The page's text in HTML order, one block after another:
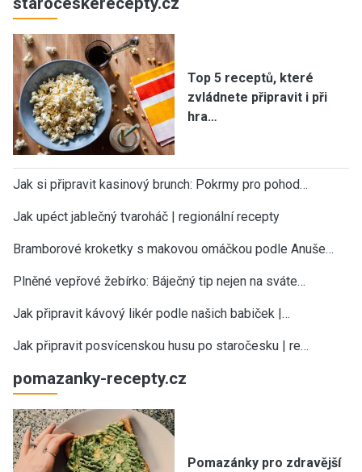
Top 5 receptů, které
zvládnete připravit i při
hra…
Jak si připravit kasinový brunch: Pokrmy pro pohod…
Jak upéct jablečný tvaroháč | regionální recepty
Bramborové kroketky s makovou omáčkou podle Anuše…
Plněné vepřové žebírko: Báječný tip nejen na sváte…
Jak připravit kávový likér podle našich babiček |…
Jak připravit posvícenskou husu po staročesku | re…
pomazanky-recepty.cz
Pomazánky pro zdravější